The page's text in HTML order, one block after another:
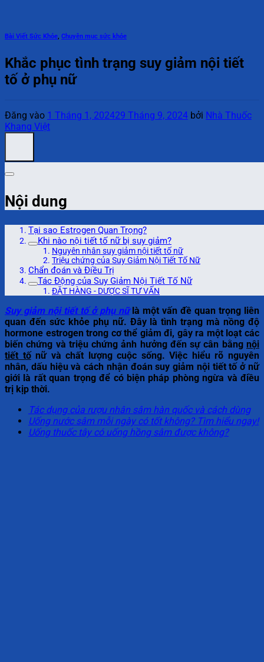
Bài Viết Sức Khỏe, Chuyên mục sức khỏe
Khắc phục tình trạng suy giảm nội tiết
tố ở phụ nữ
Đăng vào 1 Tháng 1, 202429 Tháng 9, 2024 bởi Nhà Thuốc
Khang Việt
Nội dung
Tại sao Estrogen Quan Trọng?
Khi nào nội tiết tố nữ bị suy giảm?
Nguyên nhân suy giảm nội tiết tố nữ
Triệu chứng của Suy Giảm Nội Tiết Tố Nữ
Chẩn đoán và Điều Trị
Tác Động của Suy Giảm Nội Tiết Tố Nữ
ĐẶT HÀNG - DƯỢC SĨ TƯ VẤN
Suy giảm nội tiết tố ở phụ nữlà một vấn đề quan trọng liên
quan đến sức khỏe phụ nữ. Đây là tình trạng mà nồng độ
hormone estrogen trong cơ thể giảm đi, gây ra một loạt các
biến chứng và triệu chứng ảnh hưởng đến sự cân bằng nội
tiết tốnữ và chất lượng cuộc sống. Việc hiểu rõ nguyên
nhân, dấu hiệu và cách nhận đoán suy giảm nội tiết tố ở nữ
giới là rất quan trọng để có biện pháp phòng ngừa và điều
trị kịp thời.
Tác dụng của rượu nhân sâm hàn quốc và cách dùng
Uống nước sâm mỗi ngày có tốt không? Tìm hiểu ngay!
Uống thuốc tây có uống hồng sâm được không?